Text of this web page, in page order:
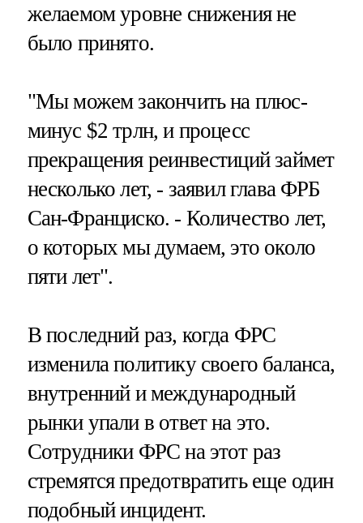
желаемом уровне снижения не
было принято.
"Мы можем закончить на плюс-
минус $2 трлн, и процесс
прекращения реинвестиций займет
несколько лет, - заявил глава ФРБ
Сан-Франциско. - Количество лет,
о которых мы думаем, это около
пяти лет".
В последний раз, когда ФРС
изменила политику своего баланса,
внутренний и международный
рынки упали в ответ на это.
Сотрудники ФРС на этот раз
стремятся предотвратить еще один
подобный инцидент.